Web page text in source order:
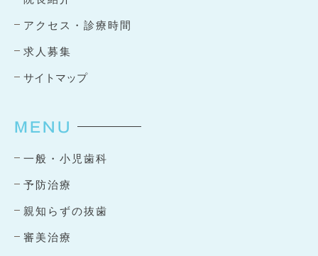
アクセス・診療時間
求人募集
サイトマップ
MENU
一般・小児歯科
予防治療
親知らずの抜歯
審美治療